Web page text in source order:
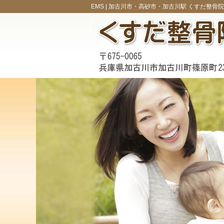
EMS | 加古川市・高砂市・加古川駅 くすだ整骨院